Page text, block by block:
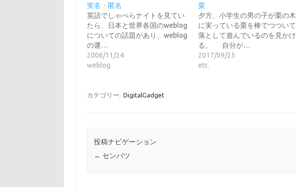
実名・匿名
英語でしゃべらナイトを見てい
たら、日本と世界各国のweblog
についての話題があり、weblog
の運…
2006/11/24
weblog
栗
夕方、小学生の男の子が栗の木
に実っている栗を棒でつついて
落として遊んでいるのを見かけ
る。 自分が…
2017/09/25
etc.
カテゴリー: DigitalGadget
投稿ナビゲーション
← センバツ